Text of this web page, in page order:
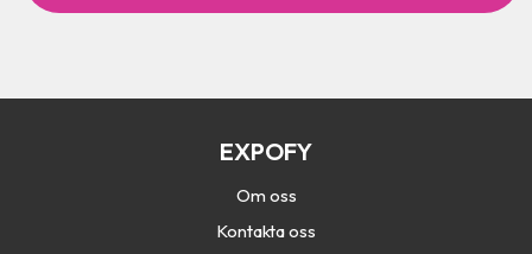
EXPOFY
Om oss
Kontakta oss